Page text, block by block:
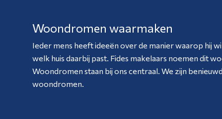
Woondromen waarmaken
Ieder mens heeft ideeën over de manier waarop hij
welk huis daarbij past. Fides makelaars noemen dit
Woondromen staan bij ons centraal. We zijn
woondromen.